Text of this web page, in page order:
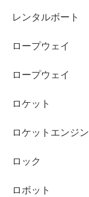
レンタルボート
ロープウェイ
ロープウェイ
ロケット
ロケットエンジン
ロック
ロボット